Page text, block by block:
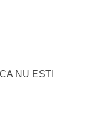
NU ESTI